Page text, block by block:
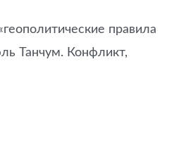
правила
Танчум. Конфликт,